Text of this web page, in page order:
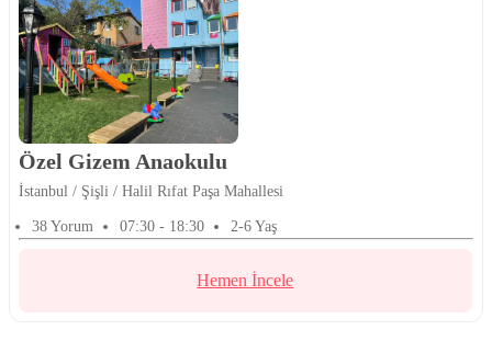
Özel Gizem Anaokulu
İstanbul / Şişli / Halil Rıfat Paşa Mahallesi
38 Yorum 07:30 - 18:30 2-6 Yaş
Hemen İncele